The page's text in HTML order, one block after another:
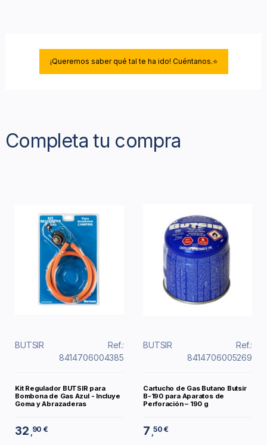
¡Queremos saber qué tal te ha ido! Cuéntanos.⭐
Completa tu compra
BUTSIR
Ref.:
8414706004385
Kit Regulador BUTSIR para
Bombona de Gas Azul - Incluye
Goma y Abrazaderas
32 90 €
BUTSIR
Ref.:
8414706005269
Cartucho de Gas Butano Butsir
B-190 para Aparatos de
Perforación – 190 g
7 ,50 €